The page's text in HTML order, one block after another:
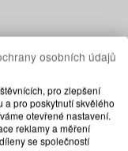
osobních údajů
pro zlepšení
pro poskytnutí skvělého
otevřené nastavení.
reklamy a měření
se společností